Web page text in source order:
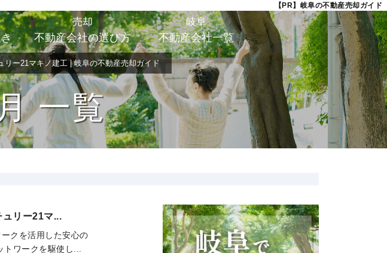
【PR】岐阜の不動産売却ガイド
売却
不動産会社の選び方
岐阜
不動産会社一覧
ー21マキノ建工 | 岐阜の不動産売却ガイド
一覧
ュリー21マ...
クを活用した安心の
トワークを駆使し...